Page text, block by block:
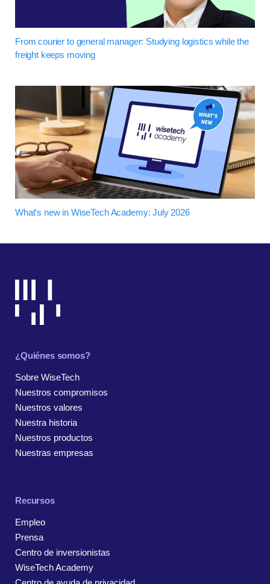
From courier to general manager: Studying logistics while the
freight keeps moving
What's new in WiseTech Academy: July 2026
¿Quiénes somos?
Sobre WiseTech
Nuestros compromisos
Nuestros valores
Nuestra historia
Nuestros productos
Nuestras empresas
Recursos
Empleo
Prensa
Centro de inversionistas
WiseTech Academy